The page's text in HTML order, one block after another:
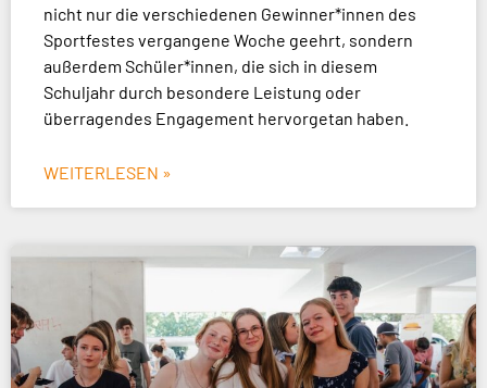
nicht nur die verschiedenen Gewinner*innen des
Sportfestes vergangene Woche geehrt, sondern
außerdem Schüler*innen, die sich in diesem
Schuljahr durch besondere Leistung oder
überragendes Engagement hervorgetan haben.
WEITERLESEN »